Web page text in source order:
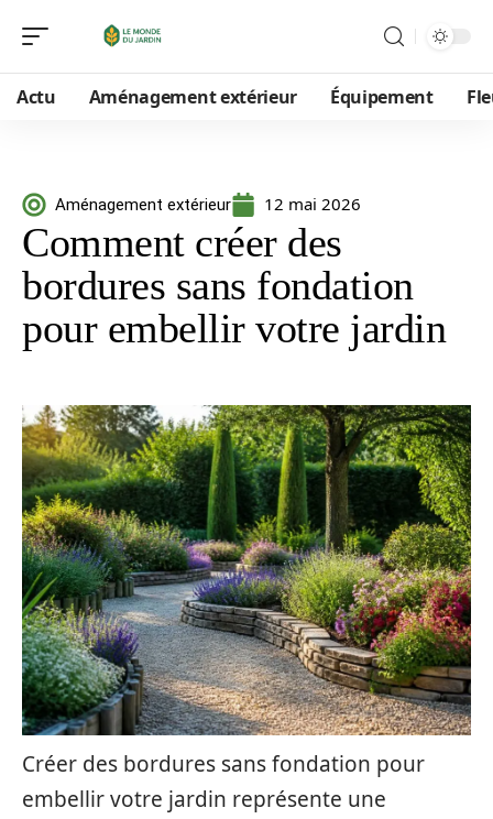
Actu Aménagement extérieur Équipement
Aménagement extérieur 12 mai 2026
Comment créer des
bordures sans fondation
pour embellir votre jardin
Créer des bordures sans fondation pour
embellir votre jardin représente une